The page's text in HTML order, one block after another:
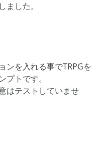
した。
ンを入れる事でTRPGを
トです。
はテストしていませ